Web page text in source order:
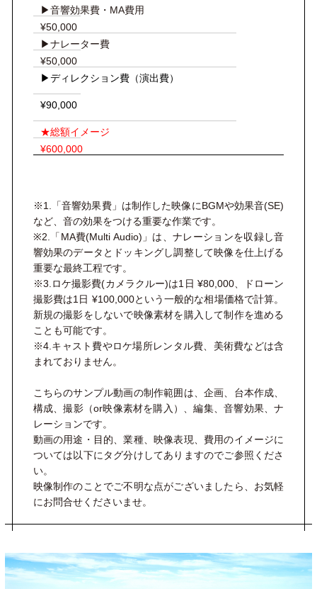
▶︎音響効果費・MA費用
¥50,000
▶︎ナレーター費
¥50,000
▶︎ディレクション費（演出費）
¥90,000
★総額イメージ
¥600,000
※1.「音響効果費」は制作した映像にBGMや効果音(SE)
など、音の効果をつける重要な作業です。
※2.「MA費(Multi Audio) 」は、ナレーションを収録し音
響効果のデータとドッキングし調整して映像を仕上げる
重要な最終工程です。
※3.ロケ撮影費(カメラクルー)は1日 ¥80,000、ドローン
撮影費は1日 ¥100,000という一般的な相場価格で計算。
新規の撮影をしないで映像素材を購入して制作を進める
ことも可能です。
※4.キャスト費やロケ場所レンタル費、美術費などは含
まれておりません。
こちらのサンプル動画の制作範囲は、企画、台本作成、
構成、撮影（or映像素材を購入）、編集、音響効果、ナ
レーションです。
動画の用途・目的、業種、映像表現、費用のイメージに
ついては以下にタグ分けしてありますのでご参照くださ
い。
映像制作のことでご不明な点がございましたら、お気軽
にお問合せくださいませ。